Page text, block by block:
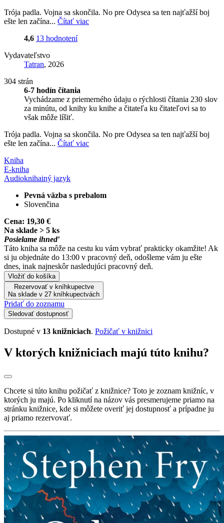
Trója padla. Vojna sa skončila. No pre Odysea sa ten najťažší boj
ešte len začína... Čítať viac
4,6 13 hodnotení
Vydavateľstvo
Tatran, 2026
304 strán
6-7 hodín čítania
Vychádzame z priemerného údaju o rýchlosti čítania 230 slov
za minútu, od knihy ku knihe a čitateľa ku čitateľovi sa to
však môže líšiť.
Trója padla. Vojna sa skončila. No pre Odysea sa ten najťažší boj
ešte len začína... Čítať viac
Kniha
E-kniha
Audioknihainý jazyk
Pevná väzba s prebalom
Slovenčina
Cena: 19,30 €
Na sklade > 5 ks
Posielame ihneď
Táto kniha sa môže na cestu ku vám vybrať prakticky okamžite! Ak
si ju objednáte do 13:00 v pracovný deň, odošleme vám ju ešte
dnes, inak najneskôr nasledujúci pracovný deň.
Vložiť do košíka
Rezervovať v kníhkupectve
Na sklade v 27 kníhkupectvách
Pridať do zoznamu
Sledovať dostupnosť
Dostupné v 13 knižniciach. Požičať v knižnici
V ktorých knižniciach majú túto knihu?
Chcete si túto knihu požičať z knižnice? Toto je zoznam knižníc, v
ktorých ju majú. Po kliknutí na názov vás presmerujeme priamo na
stránku knižnice, kde si môžete overiť jej dostupnosť a prípadne ju
aj priamo rezervovať.